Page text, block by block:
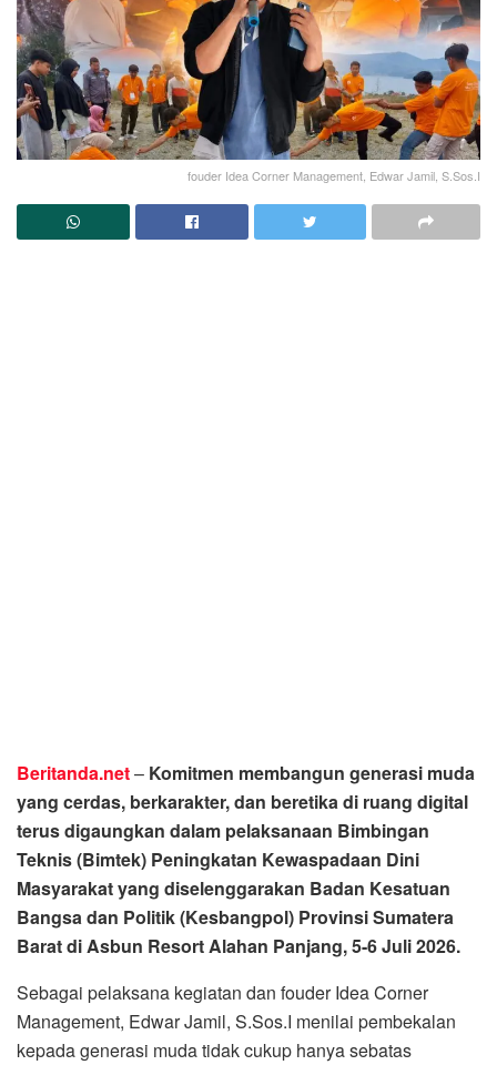
fouder Idea Corner Management, Edwar Jamil, S.Sos.I
Beritanda.net– Komitmen membangun generasi muda
yang cerdas, berkarakter, dan beretika di ruang digital
terus digaungkan dalam pelaksanaan Bimbingan
Teknis (Bimtek) Peningkatan Kewaspadaan Dini
Masyarakat yang diselenggarakan Badan Kesatuan
Bangsa dan Politik (Kesbangpol) Provinsi Sumatera
Barat di Asbun Resort Alahan Panjang, 5-6 Juli 2026.
Sebagai pelaksana kegiatan dan fouder Idea Corner
Management, Edwar Jamil, S.Sos.I menilai pembekalan
kepada generasi muda tidak cukup hanya sebatas